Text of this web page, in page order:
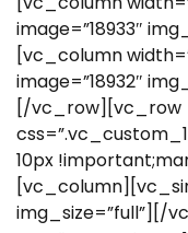
image=”18933″
[vc_column
image=”18932″
[/vc_row][vc_row
10px
img_size=”full”][/